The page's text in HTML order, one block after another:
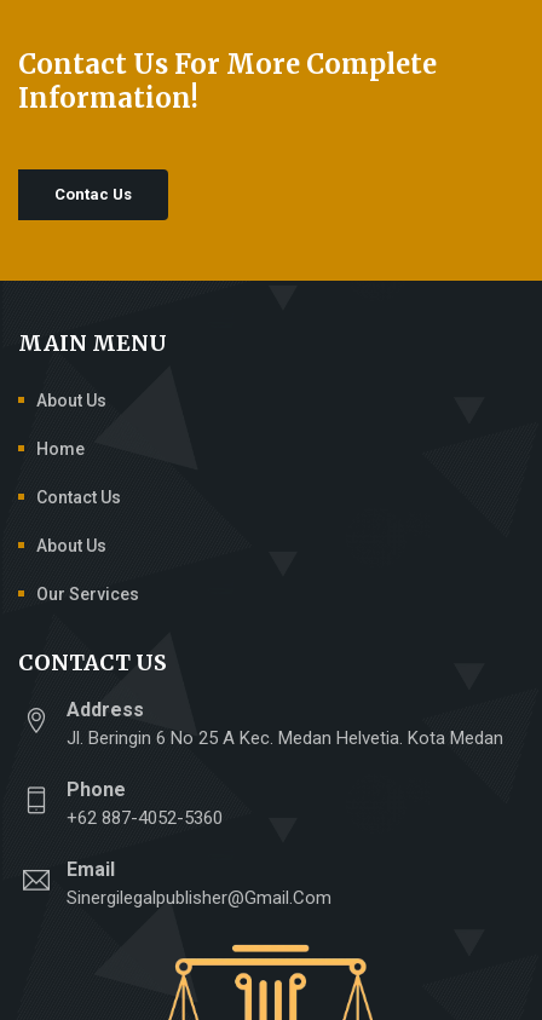
Contact Us For More Complete
Information!
Contac Us
MAIN MENU
About Us
Home
Contact Us
About Us
Our Services
CONTACT US
Address
Jl. Beringin 6 No 25 A Kec. Medan Helvetia. Kota Medan
Phone
+62 887-4052-5360
Email
Sinergilegalpublisher@gmail.com